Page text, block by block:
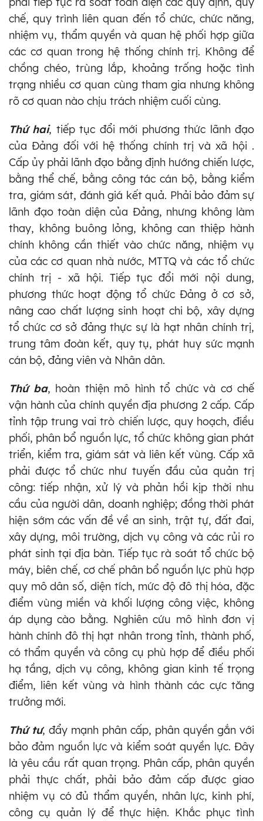
chế, quy trình liên quan đến tổ chức, chức năng,
nhiệm vụ, thẩm quyền và quan hệ phối hợp giữa
các cơ quan trong hệ thống chính trị. Không để
chồng chéo, trùng lắp, khoảng trống hoặc tình
trạng nhiều cơ quan cùng tham gia nhưng không
rõ cơ quan nào chịu trách nhiệm cuối cùng.
Thứ hai, tiếp tục đổi mới phương thức lãnh đạo
của Đảng đối với hệ thống chính trị và xã hội .
Cấp ủy phải lãnh đạo bằng định hướng chiến lược,
bằng thể chế, bằng công tác cán bộ, bằng kiểm
tra, giám sát, đánh giá kết quả. Phải bảo đảm sự
lãnh đạo toàn diện của Đảng, nhưng không làm
thay, không buông lỏng, không can thiệp hành
chính không cần thiết vào chức năng, nhiệm vụ
của các cơ quan nhà nước, MTTQ và các tổ chức
chính trị - xã hội. Tiếp tục đổi mới nội dung,
phương thức hoạt động tổ chức Đảng ở cơ sở,
nâng cao chất lượng sinh hoạt chi bộ, xây dựng
tổ chức cơ sở đảng thực sự là hạt nhân chính trị,
trung tâm đoàn kết, quy tụ, phát huy sức mạnh
cán bộ, đảng viên và Nhân dân.
Thứ ba, hoàn thiện mô hình tổ chức và cơ chế
vận hành của chính quyền địa phương 2 cấp. Cấp
tỉnh tập trung vai trò chiến lược, quy hoạch, điều
phối, phân bổ nguồn lực, tổ chức không gian phát
triển, kiểm tra, giám sát và liên kết vùng. Cấp xã
phải được tổ chức như tuyến đầu của quản trị
công: tiếp nhận, xử lý và phản hồi kịp thời nhu
cầu của người dân, doanh nghiệp; đồng thời phát
hiện sớm các vấn đề về an sinh, trật tự, đất đai,
xây dựng, môi trường, dịch vụ công và các rủi ro
phát sinh tại địa bàn. Tiếp tục rà soát tổ chức bộ
máy, biên chế, cơ chế phân bổ nguồn lực phù hợp
quy mô dân số, diện tích, mức độ đô thị hóa, đặc
điểm vùng miền và khối lượng công việc, không
áp dụng cào bằng. Nghiên cứu mô hình đơn vị
hành chính đô thị hạt nhân trong tỉnh, thành phố,
có thẩm quyền và công cụ phù hợp để điều phối
hạ tầng, dịch vụ công, không gian kinh tế trọng
điểm, liên kết vùng và hình thành các cực tăng
trưởng mới.
Thứ tư, đẩy mạnh phân cấp, phân quyền gắn với
bảo đảm nguồn lực và kiểm soát quyền lực. Đây
là yêu cầu rất quan trọng. Phân cấp, phân quyền
phải thực chất, phải bảo đảm cấp được giao
nhiệm vụ có đủ thẩm quyền, nhân lực, kinh phí,
công cụ quản lý để thực hiện. Khắc phục tình